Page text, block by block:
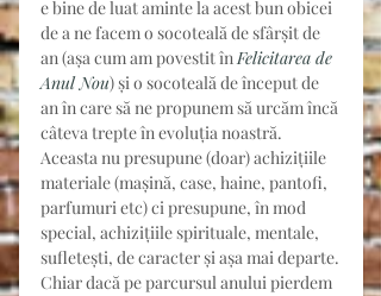
e bine de luat aminte la acest bun obicei
de a ne facem o socoteală de sfârșit de
an (așa cum am povestit în Felicitarea de
Anul Nou) și o socoteală de început de
an în care să ne propunem să urcăm încă
câteva trepte în evoluția noastră.
Aceasta nu presupune (doar) achizițiile
materiale (mașină, case, haine, pantofi,
parfumuri etc) ci presupune, în mod
special, achizițiile spirituale, mentale,
sufletești, de caracter și așa mai departe.
Chiar dacă pe parcursul anului pierdem